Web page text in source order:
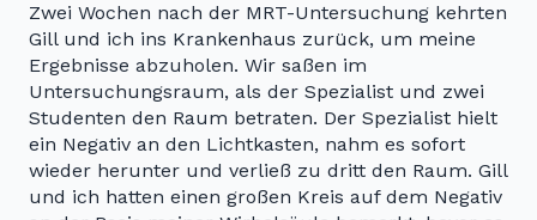
Zwei Wochen nach der MRT-Untersuchung kehrten
Gill und ich ins Krankenhaus zurück, um meine
Ergebnisse abzuholen. Wir saßen im
Untersuchungsraum, als der Spezialist und zwei
Studenten den Raum betraten. Der Spezialist hielt
ein Negativ an den Lichtkasten, nahm es sofort
wieder herunter und verließ zu dritt den Raum. Gill
und ich hatten einen großen Kreis auf dem Negativ